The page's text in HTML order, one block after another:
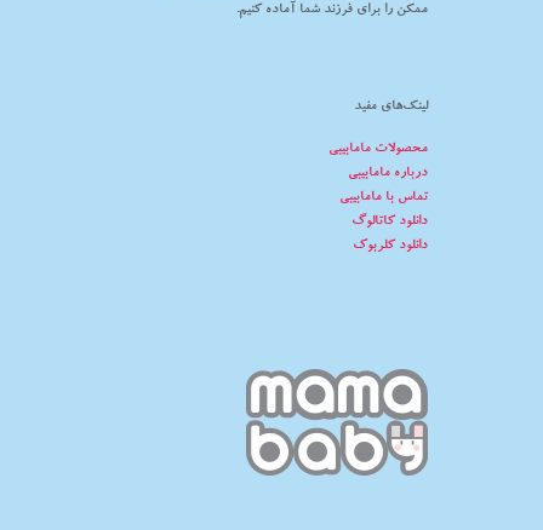
ممکن را برای فرزند شما آماده کنیم.
لینک‌های مفید
محصولات مامابیبی
درباره مامابیبی
تماس با مامابیبی
دانلود کاتالوگ
دانلود کلربوک